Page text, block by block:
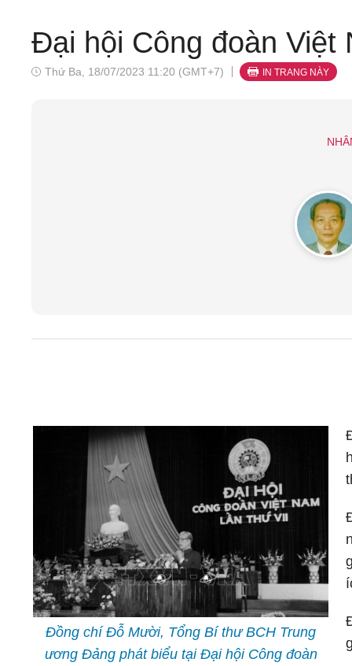
Đại hội Công đoàn Việt
Thứ Ba, 18/07/2023 11:20 (GMT+7) IN TRANG NÀY
Đồng chí Đỗ Mười, Tổng Bí thư BCH Trung
ương Đảng phát biểu tại Đại hội Công đoàn